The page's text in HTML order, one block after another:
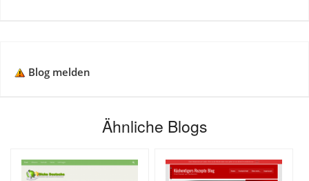
Blog melden
Ähnliche Blogs